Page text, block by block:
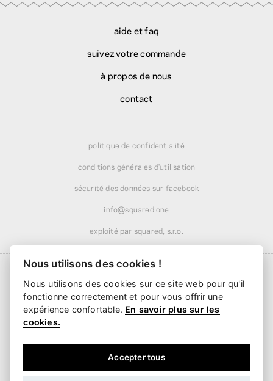
aide et faq
suivez votre commande
à propos de nous
contact
politique de confidentialité
conditions générales d'utilisation
sécurité des données sur facebook
info@squared.one
exploité par squared, s.r.o.
Livraison à partir de 6,24 €· offerte dès51,99 €
Livraison dès2 jours ouvrés
Nous utilisons des cookies !
Nous utilisons des cookies sur ce site web pour qu'il
fonctionne correctement et pour vous offrir une
expérience confortable. En savoir plus sur les
cookies.
Accepter tous